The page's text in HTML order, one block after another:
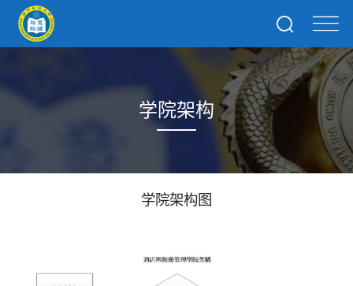
学院架构
学院架构图